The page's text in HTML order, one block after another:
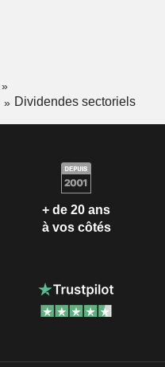
Dividendes sectoriels
+ de 20 ans
à vos côtés